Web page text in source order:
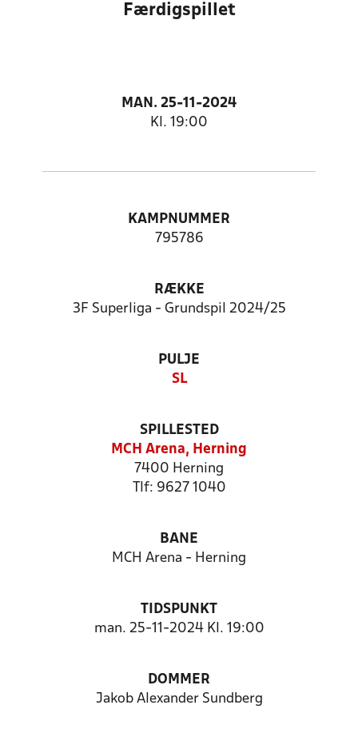
Færdigspillet
MAN. 25-11-2024
Kl. 19:00
KAMPNUMMER
795786
RÆKKE
3F Superliga - Grundspil 2024/25
PULJE
SL
SPILLESTED
MCH Arena, Herning
7400 Herning
Tlf: 9627 1040
BANE
MCH Arena - Herning
TIDSPUNKT
man. 25-11-2024 Kl. 19:00
DOMMER
Jakob Alexander Sundberg